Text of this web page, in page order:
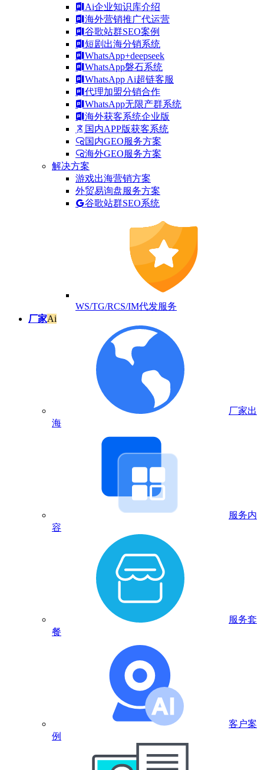
Ai企业知识库介绍
海外营销推广代运营
谷歌站群SEO案例
短剧出海分销系统
WhatsApp+deepseek
WhatsApp磐石系统
WhatsApp Ai超链客服
代理加盟分销合作
WhatsApp无限产群系统
海外获客系统企业版
国内APP版获客系统
国内GEO服务方案
海外GEO服务方案
解决方案
游戏出海营销方案
外贸易询盘服务方案
谷歌站群SEO系统
WS/TG/RCS/IM代发服务
厂家Ai
厂家出
海
服务内
容
服务套
餐
客户案
例